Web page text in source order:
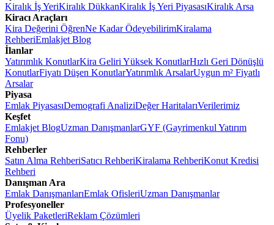
Kiralık İş YeriKiralık DükkanKiralık İş Yeri PiyasasıKiralık Arsa
Kiracı Araçları
Kira Değerini ÖğrenNe Kadar ÖdeyebilirimKiralama
RehberiEmlakjet Blog
İlanlar
Yatırımlık KonutlarKira Geliri Yüksek KonutlarHızlı Geri Dönüşlü
KonutlarFiyatı Düşen KonutlarYatırımlık ArsalarUygun m² Fiyatlı
Arsalar
Piyasa
Emlak PiyasasıDemografi AnaliziDeğer HaritalarıVerilerimiz
Keşfet
Emlakjet BlogUzman DanışmanlarGYF (Gayrimenkul Yatırım
Fonu)
Rehberler
Satın Alma RehberiSatıcı RehberiKiralama RehberiKonut Kredisi
Rehberi
Danışman Ara
Emlak DanışmanlarıEmlak OfisleriUzman Danışmanlar
Profesyoneller
Üyelik PaketleriReklam Çözümleri